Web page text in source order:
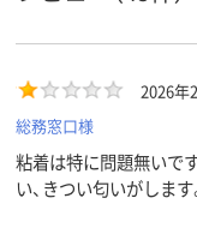
2026年
総務窓口様
粘着は特に問題無いで
い、きつい匂いがしま
他部署から気分が悪